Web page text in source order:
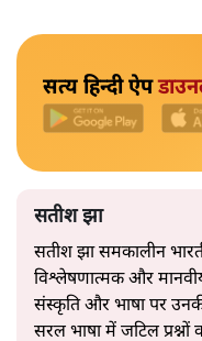
कंठस्थ कर चुका हो।
इकोनॉमी”,
नेता की सहजता से
2019 के बही‑खाता
अब वे नार्थ ब्लॉक के हर
तरह बोलती हैं। लेकिन
उतनी ही अनुमानित और